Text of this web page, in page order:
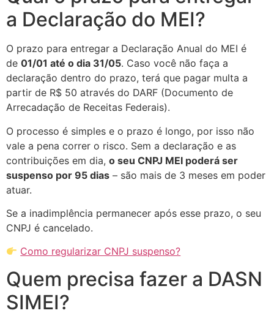
a Declaração do MEI?
O prazo para entregar a Declaração Anual do MEI é
de 01/01 até o dia 31/05. Caso você não faça a
declaração dentro do prazo, terá que pagar multa a
partir de R$ 50 através do DARF (Documento de
Arrecadação de Receitas Federais).
O processo é simples e o prazo é longo, por isso não
vale a pena correr o risco. Sem a declaração e as
contribuições em dia, o seu CNPJ MEI poderá ser
suspenso por 95 dias – são mais de 3 meses em poder
atuar.
Se a inadimplência permanecer após esse prazo, o seu
CNPJ é cancelado.
Como regularizar CNPJ suspenso?
Quem precisa fazer a DASN
SIMEI?